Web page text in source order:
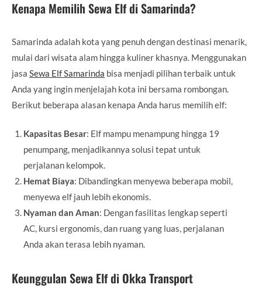
Kenapa Memilih Sewa Elf di Samarinda?
Samarinda adalah kota yang penuh dengan destinasi menarik,
mulai dari wisata alam hingga kuliner khasnya. Menggunakan
jasa Sewa Elf Samarinda bisa menjadi pilihan terbaik untuk
Anda yang ingin menjelajah kota ini bersama rombongan.
Berikut beberapa alasan kenapa Anda harus memilih elf:
Kapasitas Besar: Elf mampu menampung hingga 19
penumpang, menjadikannya solusi tepat untuk
perjalanan kelompok.
Hemat Biaya: Dibandingkan menyewa beberapa mobil,
menyewa elf jauh lebih ekonomis.
Nyaman dan Aman: Dengan fasilitas lengkap seperti
AC, kursi ergonomis, dan ruang yang luas, perjalanan
Anda akan terasa lebih nyaman.
Keunggulan Sewa Elf di Okka Transport